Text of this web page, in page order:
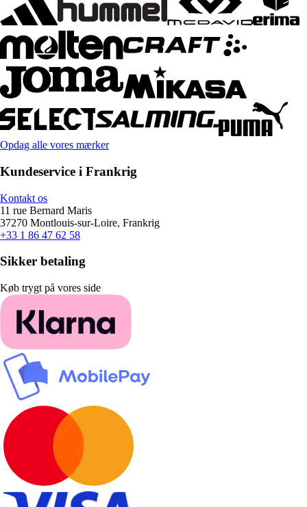
Opdag alle vores mærker
Kundeservice i Frankrig
Kontakt os
11 rue Bernard Maris
37270 Montlouis-sur-Loire, Frankrig
+33 1 86 47 62 58
Sikker betaling
Køb trygt på vores side